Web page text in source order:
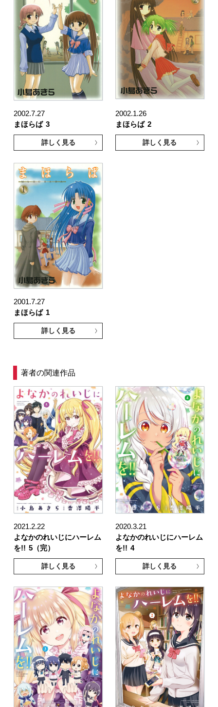
2002.7.27
まほらば 3
詳しく見る
2002.1.26
まほらば 2
詳しく見る
2001.7.27
まほらば 1
詳しく見る
著者の関連作品
2021.2.22
よなかのれいじにハーレム
を!! 5（完）
詳しく見る
2020.3.21
よなかのれいじにハーレム
を!! 4
詳しく見る